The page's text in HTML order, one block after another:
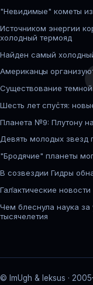
"Невидимые" кометы
Источником энергии
холодный термояд
Найден самый
Американцы
Существование
Шесть лет спустя:
Планета №9: Плутону
Девять молодых звезд
"Бродячие" планеты
В созвездии Гидры
Галактические новости
Чем блеснула наука за
тысячелетия
© ImUgh & leksus ·